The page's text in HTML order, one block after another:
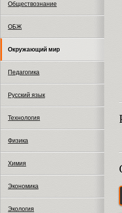
Обществознание
ОБЖ
Окружающий мир
Педагогика
Русский язык
Технология
Физика
Химия
Экономика
Экология